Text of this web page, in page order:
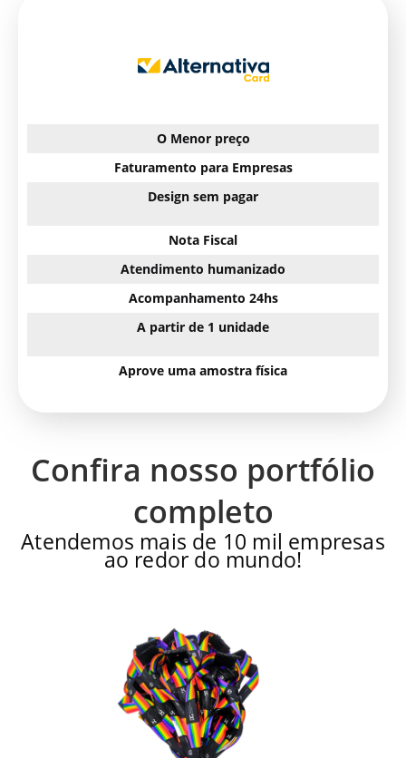
O Menor preço
Faturamento para Empresas
Design sem pagar
Nota Fiscal
Atendimento humanizado
Acompanhamento 24hs
A partir de 1 unidade
Aprove uma amostra física
Confira nosso portfólio
completo
Atendemos mais de 10 mil empresas
ao redor do mundo!